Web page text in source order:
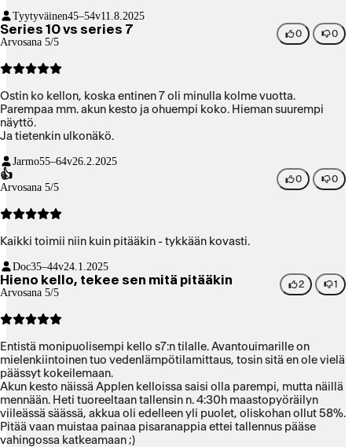
Tyytyväinen45–54v11.8.2025
Series 10 vs series 7
Arvosana 5/5
0 0
Ostin ko kellon, koska entinen 7 oli minulla kolme vuotta.
Parempaa mm. akun kesto ja ohuempi koko. Hieman suurempi
näyttö.
Ja tietenkin ulkonäkö.
Jarmo55–64v26.2.2025
👍
Arvosana 5/5
0 0
Kaikki toimii niin kuin pitääkin - tykkään kovasti.
Doc35–44v24.1.2025
Hieno kello, tekee sen mitä pitääkin
Arvosana 5/5
2 1
Entistä monipuolisempi kello s7:n tilalle. Avantouimarille on
mielenkiintoinen tuo vedenlämpötilamittaus, tosin sitä en ole vielä
päässyt kokeilemaan.
Akun kesto näissä Applen kelloissa saisi olla parempi, mutta näillä
mennään. Heti tuoreeltaan tallensin n. 4:30h maastopyöräilyn
viileässä säässä, akkua oli edelleen yli puolet, oliskohan ollut 58%.
Pitää vaan muistaa painaa pisaranappia ettei tallennus pääse
vahingossa katkeamaan ;)